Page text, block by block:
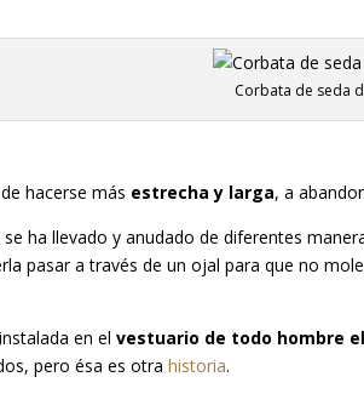
Corbata de seda
hacerse más estrecha y larga, a
ha llevado y anudado de diferentes
pasar a través de un ojal para que no
en el vestuario de todo hombre
pero ésa es otra historia.